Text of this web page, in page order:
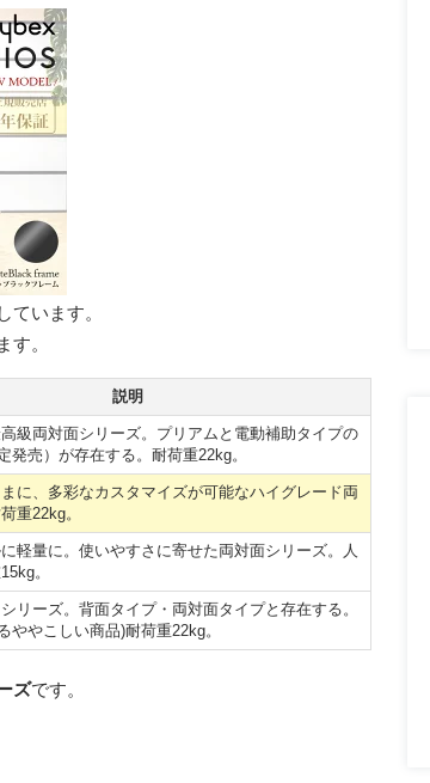
います。
す。
説明
級両対面シリーズ。プリアムと電動補助タイプの
発売）が存在する。耐荷重22kg。
に、多彩なカスタマイズが可能なハイグレード両
重22kg。
軽量に。使いやすさに寄せた両対面シリーズ。人
。
リーズ。背面タイプ・両対面タイプと存在する。
ややこしい商品)耐荷重22kg。
ズです。